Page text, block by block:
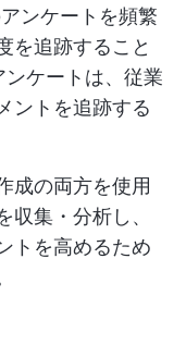
ンケートを頻繁
を追跡すること
ケートは、従業
ントを追跡する
成の両方を使用
収集・分析し、
トを高めるため